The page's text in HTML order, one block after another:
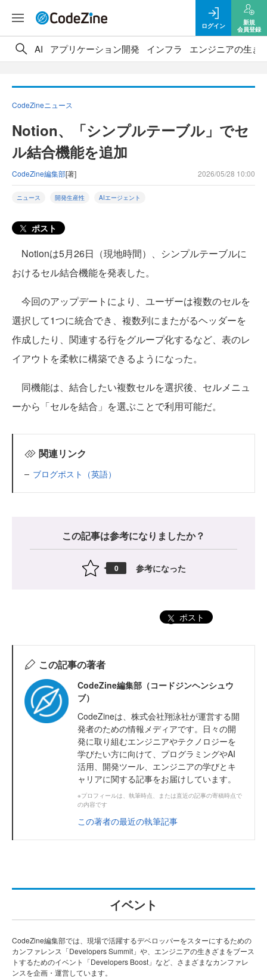
ログイン
新規
会員登録
AI アプリケーション開発 インフラ エンジニアの生き
CodeZineニュース
Notion、「シンプルテーブル」でセ
ル結合機能を追加
CodeZine編集部[著] 2026/05/28 10:00
ニュース 開発生産性 AIエージェント
ポスト
Notionは5月26日（現地時間）、シンプルテーブルに
おけるセル結合機能を発表した。
今回のアップデートにより、ユーザーは複数のセルを
選択して1つに統合でき、複数列にまたがるヘッダーを
作成したり、関連する行をグループ化するなど、表のレ
イアウトを柔軟に構築できるようになった。
同機能は、結合したい複数セルを選択後、セルメニュ
ーから「セルを結合」を選ぶことで利用可能だ。
関連リンク
ブログポスト（英語）
この記事は参考になりましたか？
0 参考になった
ポスト
この記事の著者
CodeZine編集部（コードジンヘンシュウ
ブ）
CodeZineは、株式会社翔泳社が運営する開
発者のための情報メディアです。日々の開
発に取り組むエンジニアやテクノロジーを
学びたい方に向けて、プログラミングやAI
活用、開発ツール、エンジニアの学びとキ
ャリアに関する記事をお届けしています。
※プロフィールは、執筆時点、または直近の記事の寄稿時点で
の内容です
この著者の最近の執筆記事
イベント
CodeZine編集部では、現場で活躍するデベロッパーをスターにするための
カンファレンス「Developers Summit」や、エンジニアの生きざまをブース
トするためのイベント「Developers Boost」など、さまざまなカンファレ
ンスを企画・運営しています。